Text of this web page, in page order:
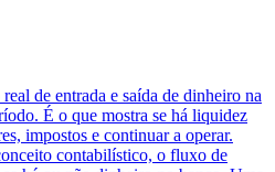
de entrada e saída de dinheiro na
É o que mostra se há liquidez
impostos e continuar a operar.
contabilístico, o fluxo de